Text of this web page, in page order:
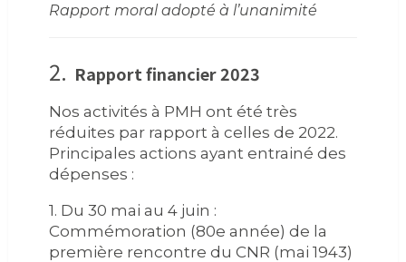
Rapport moral adopté à l’unanimité
2. Rapport financier 2023
Nos activités à PMH ont été très
réduites par rapport à celles de 2022.
Principales actions ayant entrainé des
dépenses :
1. Du 30 mai au 4 juin :
Commémoration (80e année) de la
première rencontre du CNR (mai 1943)